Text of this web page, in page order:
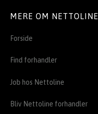
MERE OM NETTOLINE
Forside
Find forhandler
Job hos Nettoline
Bliv Nettoline forhandler